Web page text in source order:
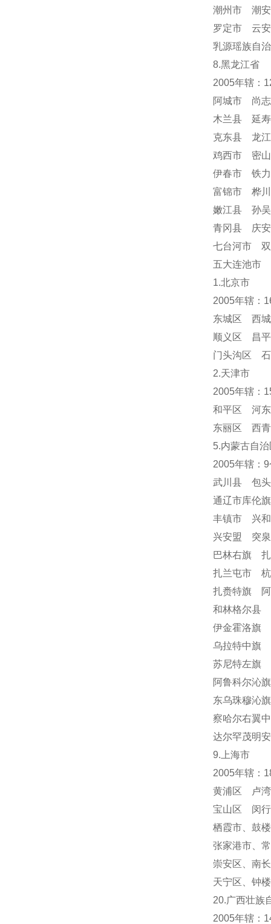
潮州市 潮
罗定市 云
乳源瑶族自
8.黑龙江省
2005年辖：
阿城市 尚
木兰县 延
克东县 龙
鸡西市 密
伊春市 铁
富锦市 桦
嫩江县 孙
青冈县 庆
七台河市
五大连池市
1.北京市
2005年辖：
东城区 西
顺义区 昌
门头沟区
2.天津市
2005年辖：
和平区 河
东丽区 西
5.内蒙古自治
2005年辖：
武川县 包
通辽市库
丰镇市 兴
兴安盟 突
巴林右旗
扎兰屯市
扎赉特旗
和林格尔县
伊金霍洛旗
乌拉特中旗
苏尼特左旗
阿鲁科尔沁
东乌珠穆沁
察哈尔右翼
达尔罕茂明
9.上海市
2005年辖：
黄浦区 卢
宝山区 闵
栖霞市、 鼓
张家港市、
崇安区、南
天宁区
钟
20.广西壮族
2005年辖：